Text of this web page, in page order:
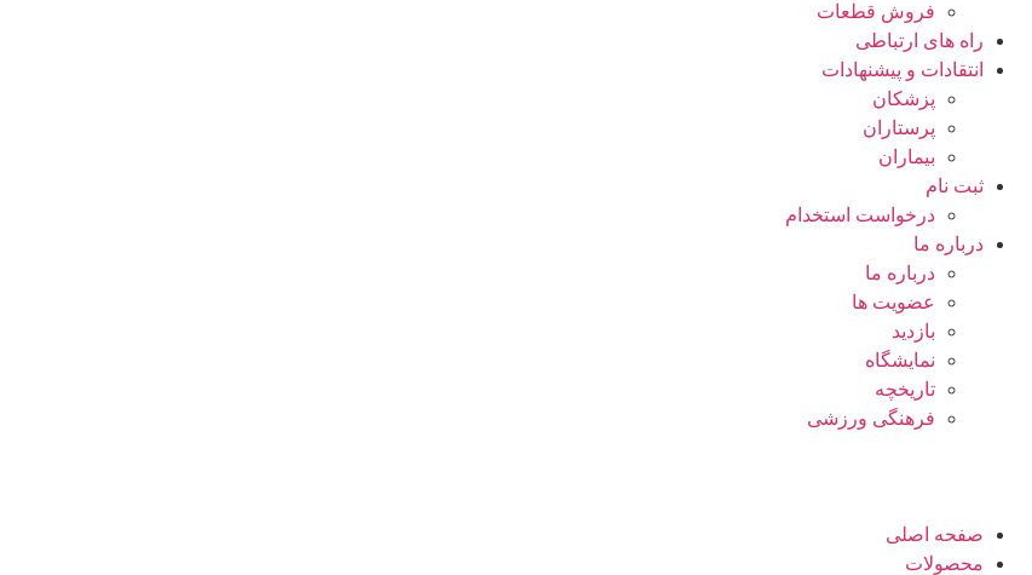
فروش قطعات
راه های ارتباطی
انتقادات و پيشنهادات
پزشكان
پرستاران
بيماران
ثبت نام
درخواست استخدام
درباره ما
درباره ما
عضویت ها
بازدید
نمایشگاه
تاريخچه
فرهنگی ورزشی
صفحه اصلی
محصولات